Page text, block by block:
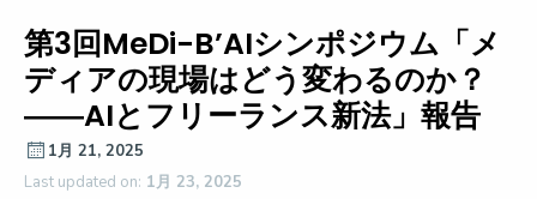
第3回MeDi-B’AIシンポジウム「メ
ディアの現場はどう変わるのか？
――AIとフリーランス新法」報告
1月 21, 2025
Last updated on: 1月 23, 2025